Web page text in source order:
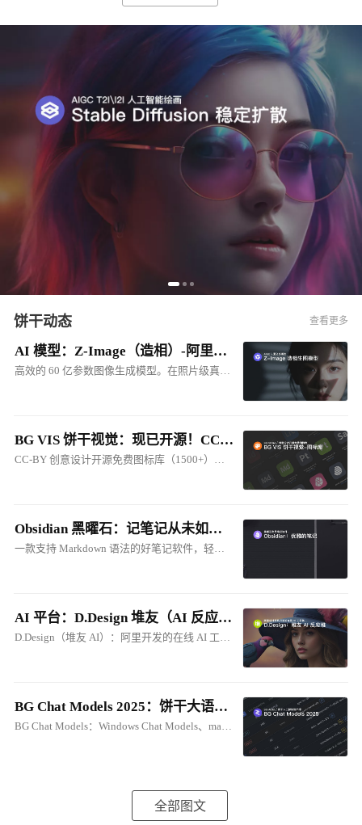
饼干动态 查看更多
AI 模型：Z-Image（造相）-阿里出品的多模态生图模型
高效的 60 亿参数图像生成模型。在照片级真实感图像生成和中英双语文本渲染方面效果突出，其品质可与 FLUX.2 等顶级商业模型媲美
BG VIS 饼干视觉：现已开源！CC-BY 创意设计开源免费图标库
CC-BY 创意设计开源免费图标库（1500+），包括：软件图标、硬件图标、人工智能图标、网站图标、产品图标、系统图标等...
Obsidian 黑曜石：记笔记从未如此优雅
一款支持 Markdown 语法的好笔记软件，轻松建立属于自己的本地知识库。与 Cherry Studio 的笔记联动，将笔记转化为 AI 知识库！
AI 平台：D.Design 堆友（AI 反应堆）在线 ComfyUI
D.Design（堆友 AI）：阿里开发的在线 AI 工具集。支持：生成式、在线ComfyUI、电商图创作等
BG Chat Models 2025：饼干大语音模型库
BG Chat Models：Windows Chat Models、macOS Chat Models
全部图文